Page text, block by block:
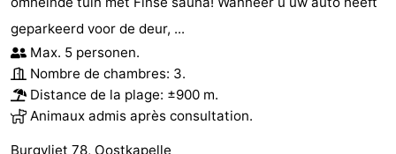
geparkeerd voor de deur, ...
Max. 5 personen.
Nombre de chambres: 3.
Distance de la plage: ±900 m.
Animaux admis après consultation.
Burgvliet 78, Oostkapelle